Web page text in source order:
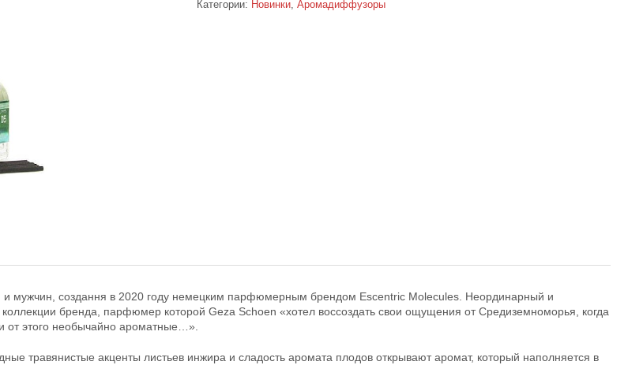
Категории: Новинки, Аромадиффузоры
создання в 2020 году немецким парфюмерным брендом Escentric Molecules. Неординарный и
бренда, парфюмер которой Geza Schoen «хотел воссоздать свои ощущения от Средиземноморья, когда
от этого необычайно ароматные…».
травянистые акценты листьев инжира и сладость аромата плодов открывают аромат, который наполняется в